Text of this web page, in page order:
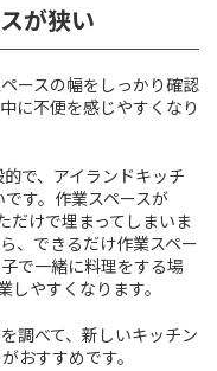
が狭い
ースの幅をしっかり確認
に不便を感じやすくなり
で、アイランドキッチ
す。作業スペースが
だけで埋まってしまいま
、できるだけ作業スペー
で一緒に料理をする場
やすくなります。
調べて、新しいキッチン
おすすめです。